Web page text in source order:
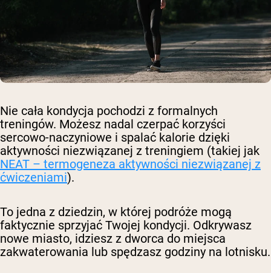
Nie cała kondycja pochodzi z formalnych
treningów. Możesz nadal czerpać korzyści
sercowo-naczyniowe i spalać kalorie dzięki
aktywności niezwiązanej z treningiem (takiej jak
NEAT – termogeneza aktywności niezwiązanej z
ćwiczeniami).
To jedna z dziedzin, w której podróże mogą
faktycznie sprzyjać Twojej kondycji. Odkrywasz
nowe miasto, idziesz z dworca do miejsca
zakwaterowania lub spędzasz godziny na lotnisku.